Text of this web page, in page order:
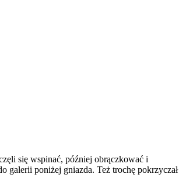
się wspinać, później obrączkować i
galerii poniżej gniazda. Też trochę pokrzyczał